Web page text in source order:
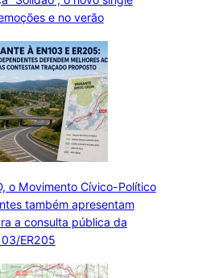
e no verão
o Movimento Cívico-Político
também apresentam
a consulta pública da
ER205